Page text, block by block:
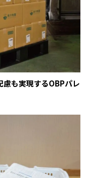
慮も実現するOBPパレ